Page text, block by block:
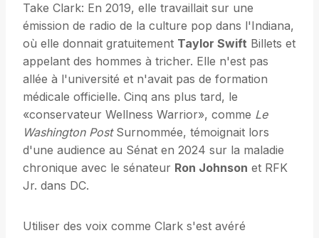
Take Clark: En 2019, elle travaillait sur une
émission de radio de la culture pop dans l'Indiana,
où elle donnait gratuitement Taylor Swift Billets et
appelant des hommes à tricher. Elle n'est pas
allée à l'université et n'avait pas de formation
médicale officielle. Cinq ans plus tard, le
«conservateur Wellness Warrior», comme Le
Washington PostSurnommée, témoignait lors
d'une audience au Sénat en 2024 sur la maladie
chronique avec le sénateur Ron Johnson et RFK
Jr. dans DC.
Utiliser des voix comme Clark s'est avéré